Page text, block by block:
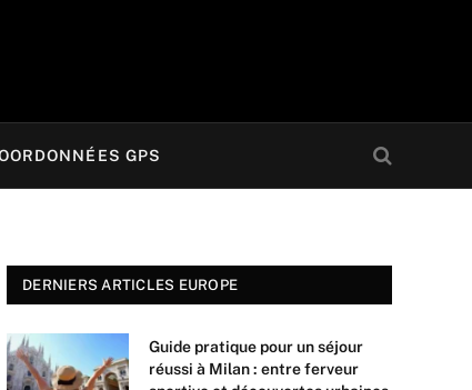
GPS
DERNIERS ARTICLES EUROPE
Guide pratique pour un séjour
réussi à Milan : entre ferveur